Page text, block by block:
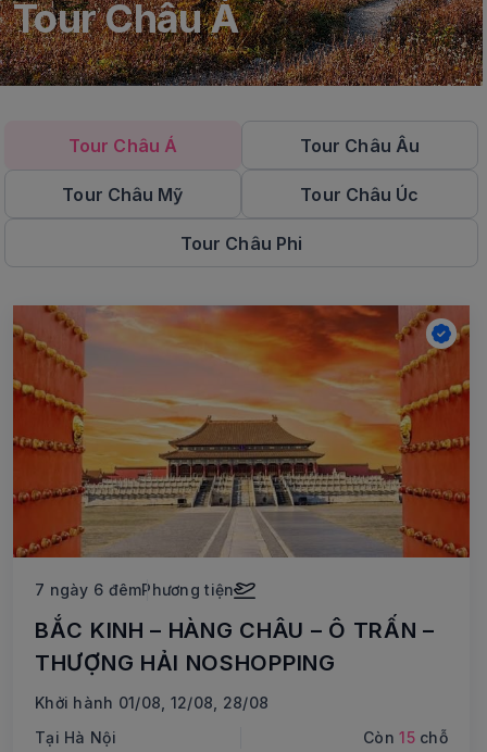
Tour Châu Á
Tour Châu Á Tour Châu Âu
Tour Châu Mỹ Tour Châu Úc
Tour Châu Phi
7 ngày 6 đêmPhương tiện
BẮC KINH – HÀNG CHÂU – Ô TRẤN –
THƯỢNG HẢI NOSHOPPING
Khởi hành 01/08, 12/08, 28/08
Tại Hà Nội
Còn15chỗ